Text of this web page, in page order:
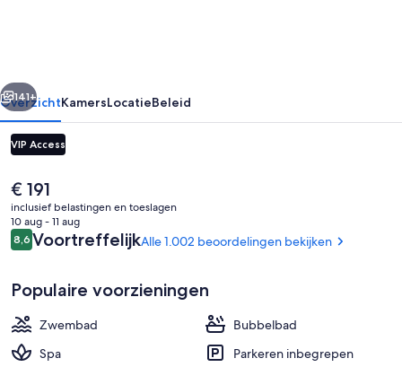
Resort
&
Spa
Exterieur
Volgende
141+
OverzichtKamersLocatieBeleid
VIP Access
De
huidige
prijs
is
€ 191
€ 191
inclusief belastingen en toeslagen
10 aug - 11 aug
Beoordelingen
8,68,6 op 10 –
VoortreffelijkAlle 1.002 beoordelingen bekijken
Populaire voorzieningen
Zwembad
Bubbelbad
Spa
Parkeren inbegrepen